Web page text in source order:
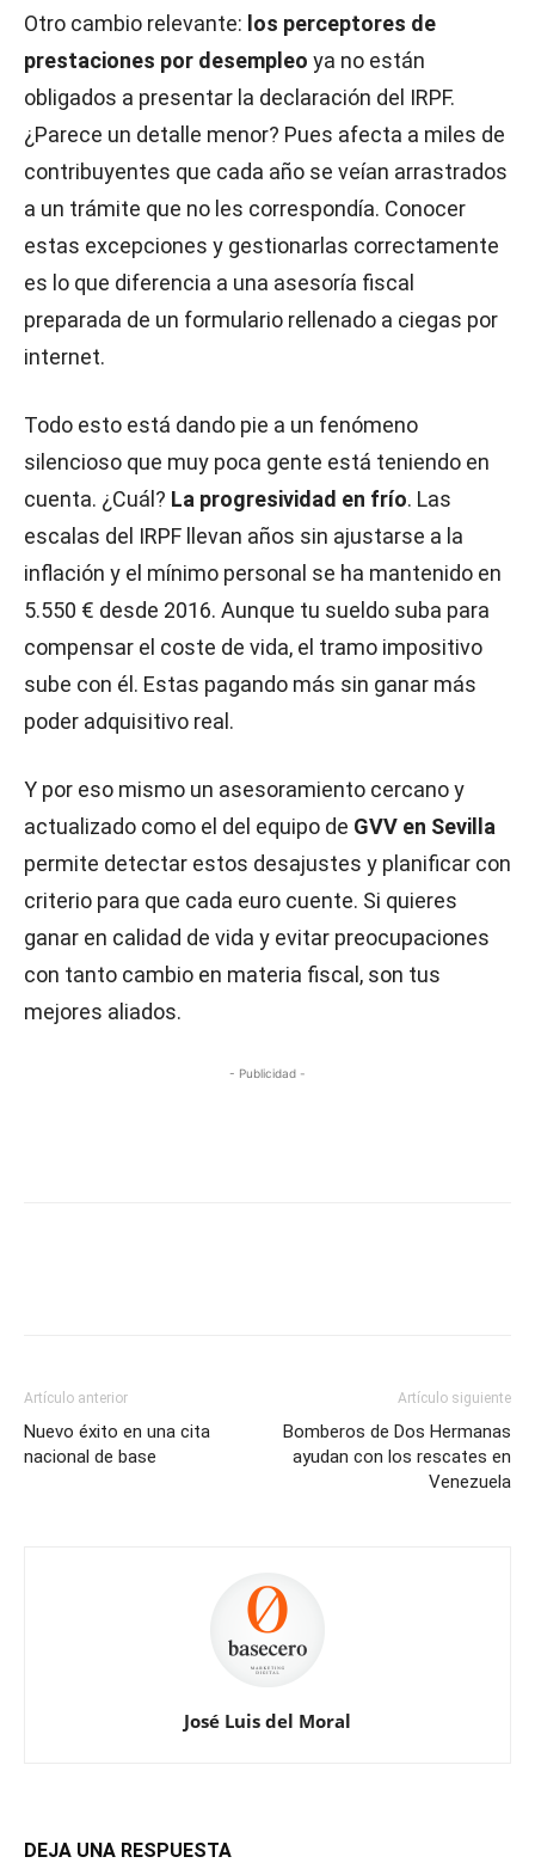
Otro cambio relevante: los perceptores de
prestaciones por desempleo ya no están
obligados a presentar la declaración del IRPF.
¿Parece un detalle menor? Pues afecta a miles de
contribuyentes que cada año se veían arrastrados
a un trámite que no les correspondía. Conocer
estas excepciones y gestionarlas correctamente
es lo que diferencia a una asesoría fiscal
preparada de un formulario rellenado a ciegas por
internet.
Todo esto está dando pie a un fenómeno
silencioso que muy poca gente está teniendo en
cuenta. ¿Cuál? La progresividad en frío. Las
escalas del IRPF llevan años sin ajustarse a la
inflación y el mínimo personal se ha mantenido en
5.550 € desde 2016. Aunque tu sueldo suba para
compensar el coste de vida, el tramo impositivo
sube con él. Estas pagando más sin ganar más
poder adquisitivo real.
Y por eso mismo un asesoramiento cercano y
actualizado como el del equipo de GVV en Sevilla
permite detectar estos desajustes y planificar con
criterio para que cada euro cuente. Si quieres
ganar en calidad de vida y evitar preocupaciones
con tanto cambio en materia fiscal, son tus
mejores aliados.
- Publicidad -
Artículo anterior
Nuevo éxito en una cita
nacional de base
Artículo siguiente
Bomberos de Dos Hermanas
ayudan con los rescates en
Venezuela
José Luis del Moral
DEJA UNA RESPUESTA